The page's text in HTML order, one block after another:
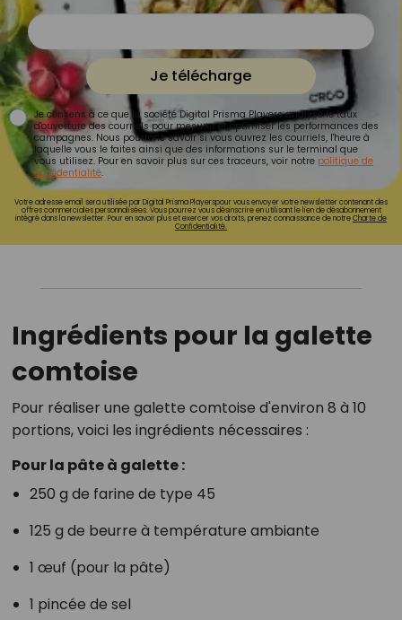
Je télécharge
Je consens à ce que la société Digital Prisma Players analyse le taux
d'ouverture des courriels pour mesurer et optimiser les performances des
campagnes. Nous pourrons savoir si vous ouvrez les courriels, l'heure à
laquelle vous le faites ainsi que des informations sur le terminal que
vous utilisez. Pour en savoir plus sur ces traceurs, voir notre politique de
confidentialité.
Votre adresse email sera utilisée par Digital Prisma Playerspour vous envoyer votre newsletter contenant des
offres commerciales personnalisées. Vous pourrez vous désinscrire en utilisant le lien de désabonnement
intégré dans la newsletter. Pour en savoir plus et exercer vos droits, prenez connaissance de notreCharte de
Confidentialité.
Ingrédients pour la galette
comtoise
Pour réaliser une galette comtoise d'environ 8 à 10
portions, voici les ingrédients nécessaires :
Pour la pâte à galette :
250 g de farine de type 45
125 g de beurre à température ambiante
1 œuf (pour la pâte)
1 pincée de sel